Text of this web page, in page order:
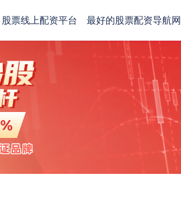
股票线上配资平台 最好的股票配资导航网